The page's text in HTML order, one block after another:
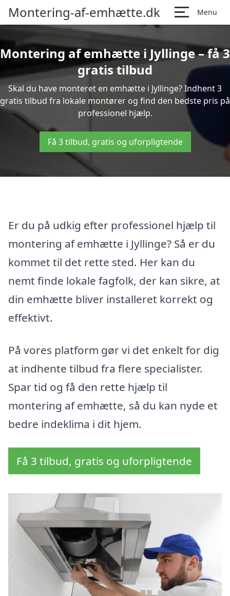
Montering-af-emhætte.dk Menu
Montering af emhætte i Jyllinge – få 3
gratis tilbud
Skal du have monteret en emhætte i Jyllinge? Indhent 3
gratis tilbud fra lokale montører og find den bedste pris på
professionel hjælp.
Få 3 tilbud, gratis og uforpligtende
Er du på udkig efter professionel hjælp til
montering af emhætte i Jyllinge? Så er du
kommet til det rette sted. Her kan du
nemt finde lokale fagfolk, der kan sikre, at
din emhætte bliver installeret korrekt og
effektivt.
På vores platform gør vi det enkelt for dig
at indhente tilbud fra flere specialister.
Spar tid og få den rette hjælp til
montering af emhætte, så du kan nyde et
bedre indeklima i dit hjem.
Få 3 tilbud, gratis og uforpligtende